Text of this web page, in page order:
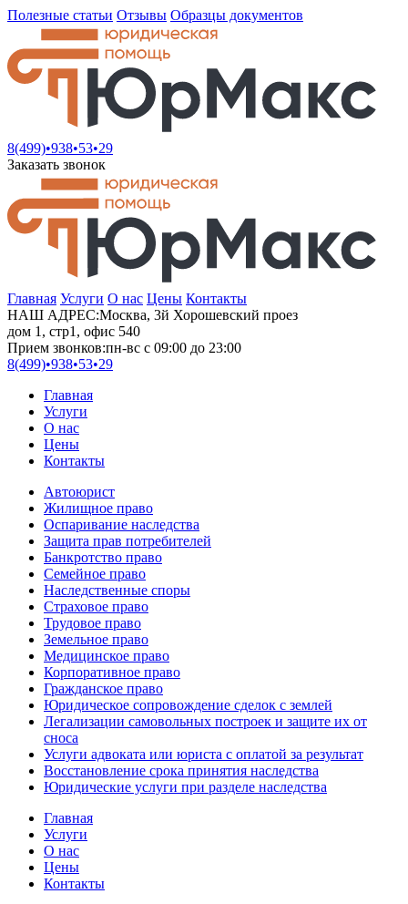
Полезные статьи Отзывы Образцы документов
8(499)•938•53•29
Заказать звонок
Главная Услуги О нас Цены Контакты
НАШ АДРЕС:Москва, 3й Хорошевский проез
дом 1, стр1, офис 540
Прием звонков:пн-вс с 09:00 до 23:00
8(499)•938•53•29
Главная
Услуги
О нас
Цены
Контакты
Автоюрист
Жилищное право
Оспаривание наследства
Защита прав потребителей
Банкротство право
Семейное право
Наследственные споры
Страховое право
Трудовое право
Земельное право
Медицинское право
Корпоративное право
Гражданское право
Юридическое сопровождение сделок с землей
Легализации самовольных построек и защите их от
сноса
Услуги адвоката или юриста с оплатой за результат
Восстановление срока принятия наследства
Юридические услуги при разделе наследства
Главная
Услуги
О нас
Цены
Контакты